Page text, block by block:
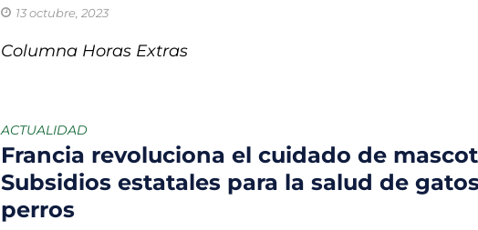
13 octubre, 2023
Columna Horas Extras
ACTUALIDAD
Francia revoluciona el cuidado de
Subsidios estatales para la salud de
perros